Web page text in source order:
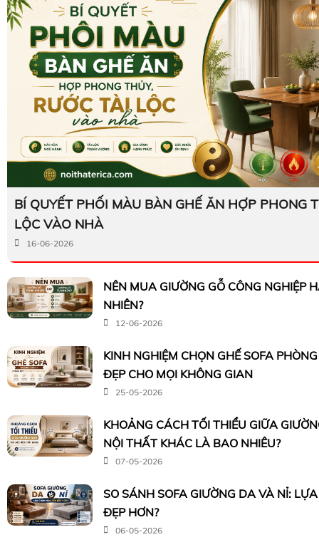
BÍ QUYẾT PHỐI MÀU BÀN GHẾ ĂN HỢP PHONG
LỘC VÀO NHÀ
16-06-2026
NÊN MUA GIƯỜNG GỖ CÔNG NGHIỆP
NHIÊN?
12-06-2026
KINH NGHIỆM CHỌN GHẾ SOFA
ĐẸP CHO MỌI KHÔNG GIAN
25-05-2026
KHOẢNG CÁCH TỐI THIỂU GIỮA
NỘI THẤT KHÁC LÀ BAO NHIÊU?
07-05-2026
SO SÁNH SOFA GIƯỜNG DA VÀ NỈ:
ĐẸP HƠN?
06-05-2026